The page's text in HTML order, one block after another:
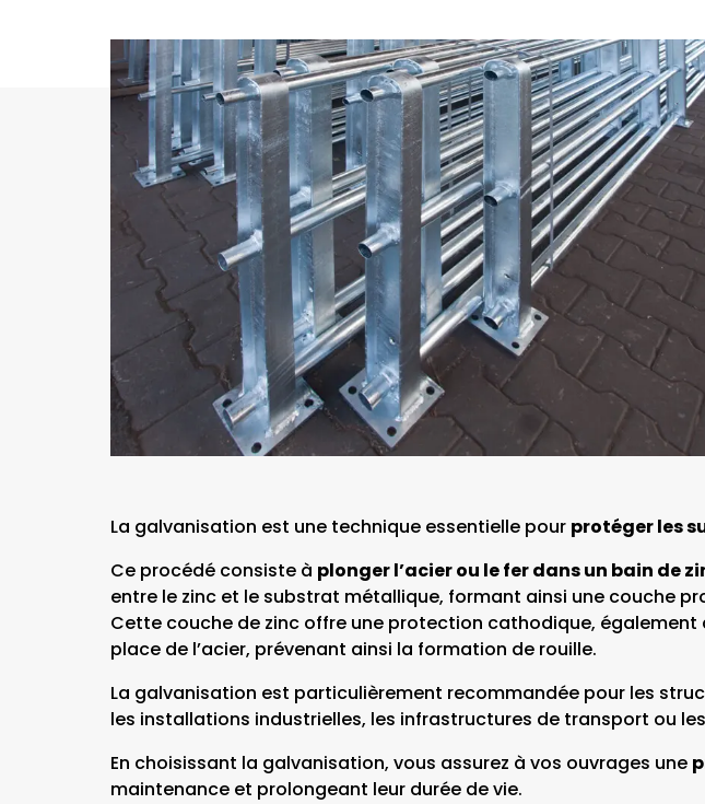
La galvanisation est une technique essentielle pour protéger les
Ce procédé consiste à plonger l’acier ou le fer dans un bain de
entre le zinc et le substrat métallique, formant ainsi une couche
Cette couche de zinc offre une protection cathodique, également
place de l’acier, prévenant ainsi la formation de rouille.
La galvanisation est particulièrement recommandée pour les
les installations industrielles, les infrastructures de transport ou
En choisissant la galvanisation, vous assurez à vos ouvrages une
maintenance et prolongeant leur durée de vie.